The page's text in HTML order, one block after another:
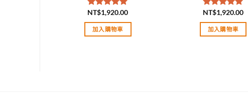
評分5.00
滿分 5
NT$1,920.00
加入購物車
評分5.00
滿分 5
NT$1,920.00
加入購物車